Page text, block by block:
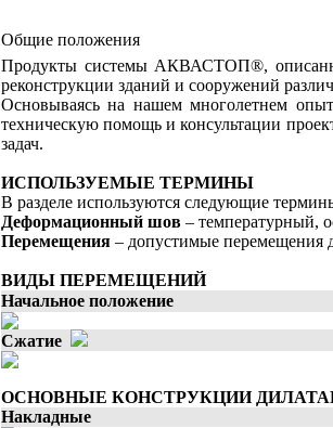
Общие положения
Продукты системы АКВАСТОП®,
реконструкции зданий и сооружений
Основываясь на нашем многолетнем
техническую помощь и консультации
задач.
ИСПОЛЬЗУЕМЫЕ ТЕРМИНЫ
В разделе используются следующие
Деформационный шов – температурный,
Перемещения – допустимые перемещения
ВИДЫ ПЕРЕМЕЩЕНИЙ
Начальное положение
Сжатие
ОСНОВНЫЕ КОНСТРУКЦИИ
Накладные